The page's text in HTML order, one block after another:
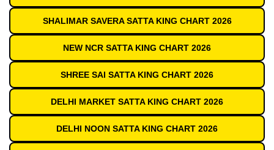
SHALIMAR SAVERA SATTA KING CHART 2026
NEW NCR SATTA KING CHART 2026
SHREE SAI SATTA KING CHART 2026
DELHI MARKET SATTA KING CHART 2026
DELHI NOON SATTA KING CHART 2026